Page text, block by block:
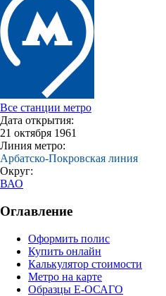
Все станции метро
Дата открытия:
21 октября 1961
Линия метро:
Арбатско-Покровская линия
Округ:
ВАО
Оглавление
Оформить полис
Купить онлайн
Калькулятор стоимости
Метро на карте
Образцы Е-ОСАГО